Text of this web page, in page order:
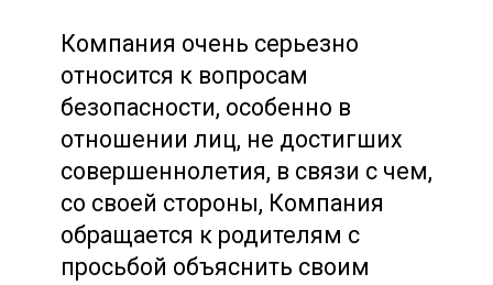
Компания очень серьезно
относится к вопросам
безопасности, особенно в
отношении лиц, не достигших
совершеннолетия, в связи с чем,
со своей стороны, Компания
обращается к родителям с
просьбой объяснить своим